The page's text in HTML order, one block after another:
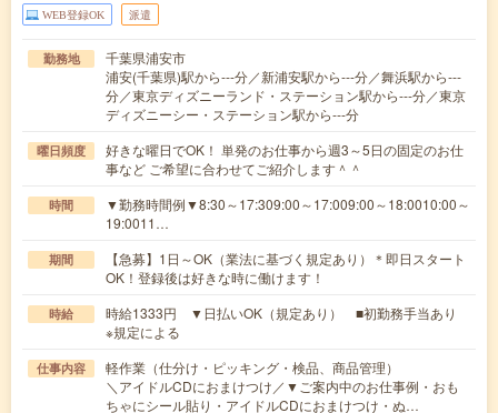
WEB登録OK 派遣
勤務地
千葉県浦安市
浦安(千葉県)駅から---分／新浦安駅から---分／舞浜駅から---
分／東京ディズニーランド・ステーション駅から---分／東京
ディズニーシー・ステーション駅から---分
曜日頻度
好きな曜日でOK！ 単発のお仕事から週3～5日の固定のお仕
事など ご希望に合わせてご紹介します＾＾
時間
▼勤務時間例▼8:30～17:309:00～17:009:00～18:0010:00～
19:0011…
期間
【急募】1日～OK（業法に基づく規定あり）＊即日スタート
OK！登録後は好きな時に働けます！
時給
時給1333円 ▼日払いOK（規定あり） ■初勤務手当あり
※規定による
仕事内容
軽作業（仕分け・ピッキング・検品、商品管理）
＼アイドルCDにおまけつけ／▼ご案内中のお仕事例・おも
ちゃにシール貼り・アイドルCDにおまけつけ・ぬ…